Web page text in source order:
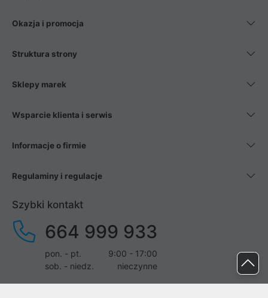
Okazja i promocja
Struktura strony
Sklepy marek
Wsparcie klienta i serwis
Informacje o firmie
Regulaminy i regulacje
Szybki kontakt
664 999 933
pon. - pt.
9:00 - 17:00
sob. - niedz.
nieczynne